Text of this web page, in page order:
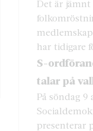
Det är
har tidigare
S-
talar på
På söndag
presenterar